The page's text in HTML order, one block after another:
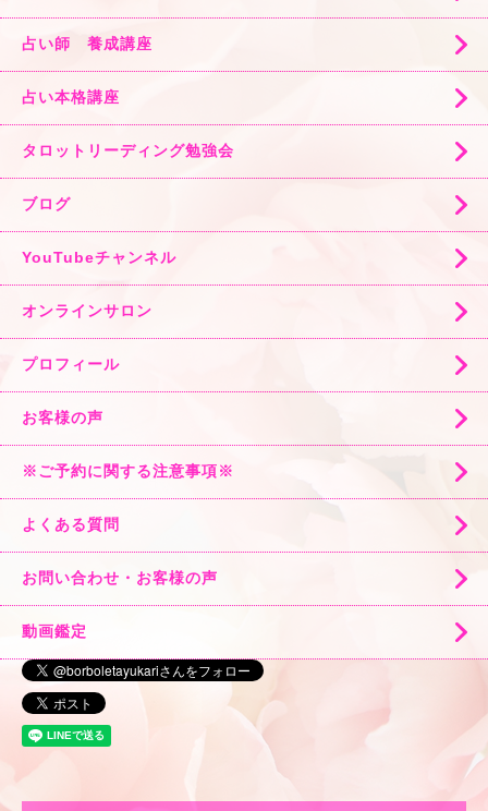
占い師 養成講座
占い本格講座
タロットリーディング勉強会
ブログ
YouTubeチャンネル
オンラインサロン
プロフィール
お客様の声
※ご予約に関する注意事項※
よくある質問
お問い合わせ・お客様の声
動画鑑定